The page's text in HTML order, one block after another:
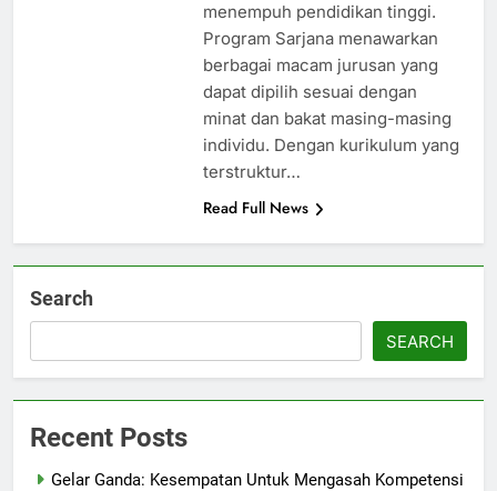
menempuh pendidikan tinggi.
Program Sarjana menawarkan
berbagai macam jurusan yang
dapat dipilih sesuai dengan
minat dan bakat masing-masing
individu. Dengan kurikulum yang
terstruktur…
Read Full News
Search
SEARCH
Recent Posts
Gelar Ganda: Kesempatan Untuk Mengasah Kompetensi